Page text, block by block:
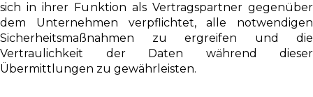
sich in ihrer Funktion als Vertragspartner gegenüber
dem Unternehmen verpflichtet, alle notwendigen
Sicherheitsmaßnahmen zu ergreifen und die
Vertraulichkeit der Daten während dieser
Übermittlungen zu gewährleisten.